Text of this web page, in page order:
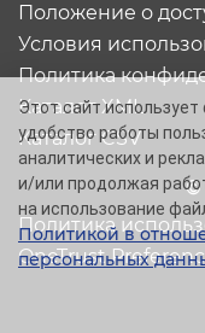
©
Положение о
Условия
Политика
Каталог XML
Каталог CSV
Политика
OneTrust
Этот сайт
удобство работы
аналитических и
и/или продолжая
на использование
Политикой в
персональных